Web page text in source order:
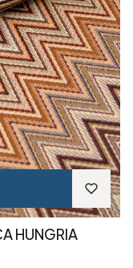
HUNGRIA